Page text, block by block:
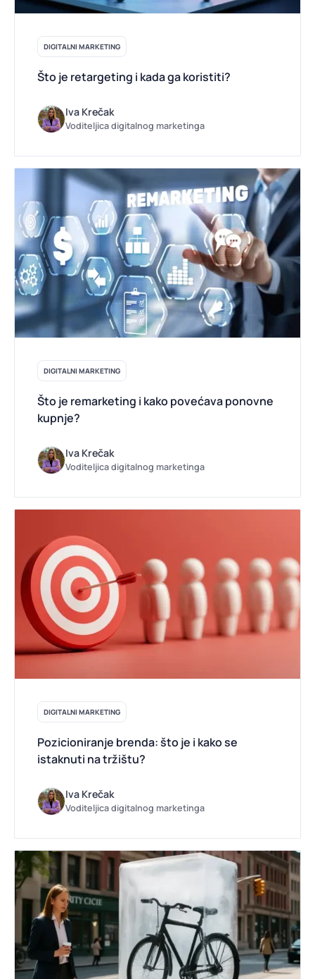
DIGITALNI MARKETING
Što je retargeting i kada ga koristiti?
Iva Krečak
Voditeljica digitalnog marketinga
DIGITALNI MARKETING
Što je remarketing i kako povećava ponovne
kupnje?
Iva Krečak
Voditeljica digitalnog marketinga
DIGITALNI MARKETING
Pozicioniranje brenda: što je i kako se
istaknuti na tržištu?
Iva Krečak
Voditeljica digitalnog marketinga